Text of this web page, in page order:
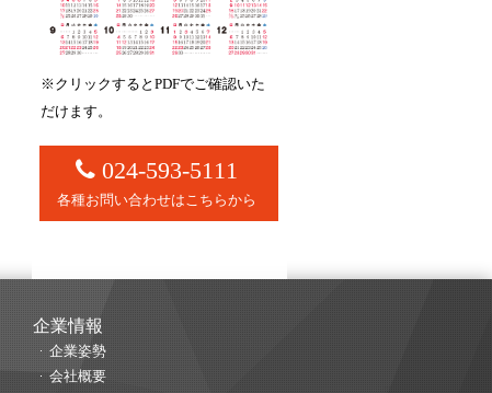
※クリックするとPDFでご確認いた
だけます。
024-593-5111
各種お問い合わせはこちらから
企業情報
企業姿勢
会社概要